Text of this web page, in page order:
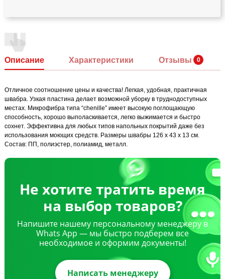
Описание Характеристики Отзывы
Отличное соотношение цены и качества! Легкая, удобная, практичная
швабра. Узкая пластина делает возможной уборку в труднодоступных
местах. Микрофибра типа “chenille” имеет высокую поглощающую
способность, хорошо выполаскивается, легко выжимается и быстро
сохнет. Эффективна для любых типов напольных покрытий даже без
использования моющих средств. Размеры швабры 126 х 43 х 13 см.
Состав: ПП, полиэстер, полиамид, металл.
Не хотите тратить время
на выбор товаров?
Напишите нашему персональному менеджеру в
Whats App — мы быстро подберем все
необходимое и оформим документы!
Написать менеджеру